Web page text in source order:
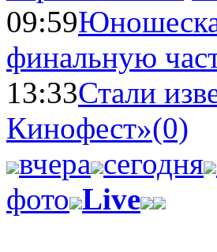
09:59
финальную
13:33Стали
Кинофест»(0)
вчера сегодня
фото Live